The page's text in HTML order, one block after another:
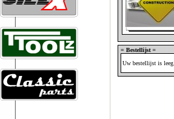
= Bestellijst =
Uw bestellijst is leeg.